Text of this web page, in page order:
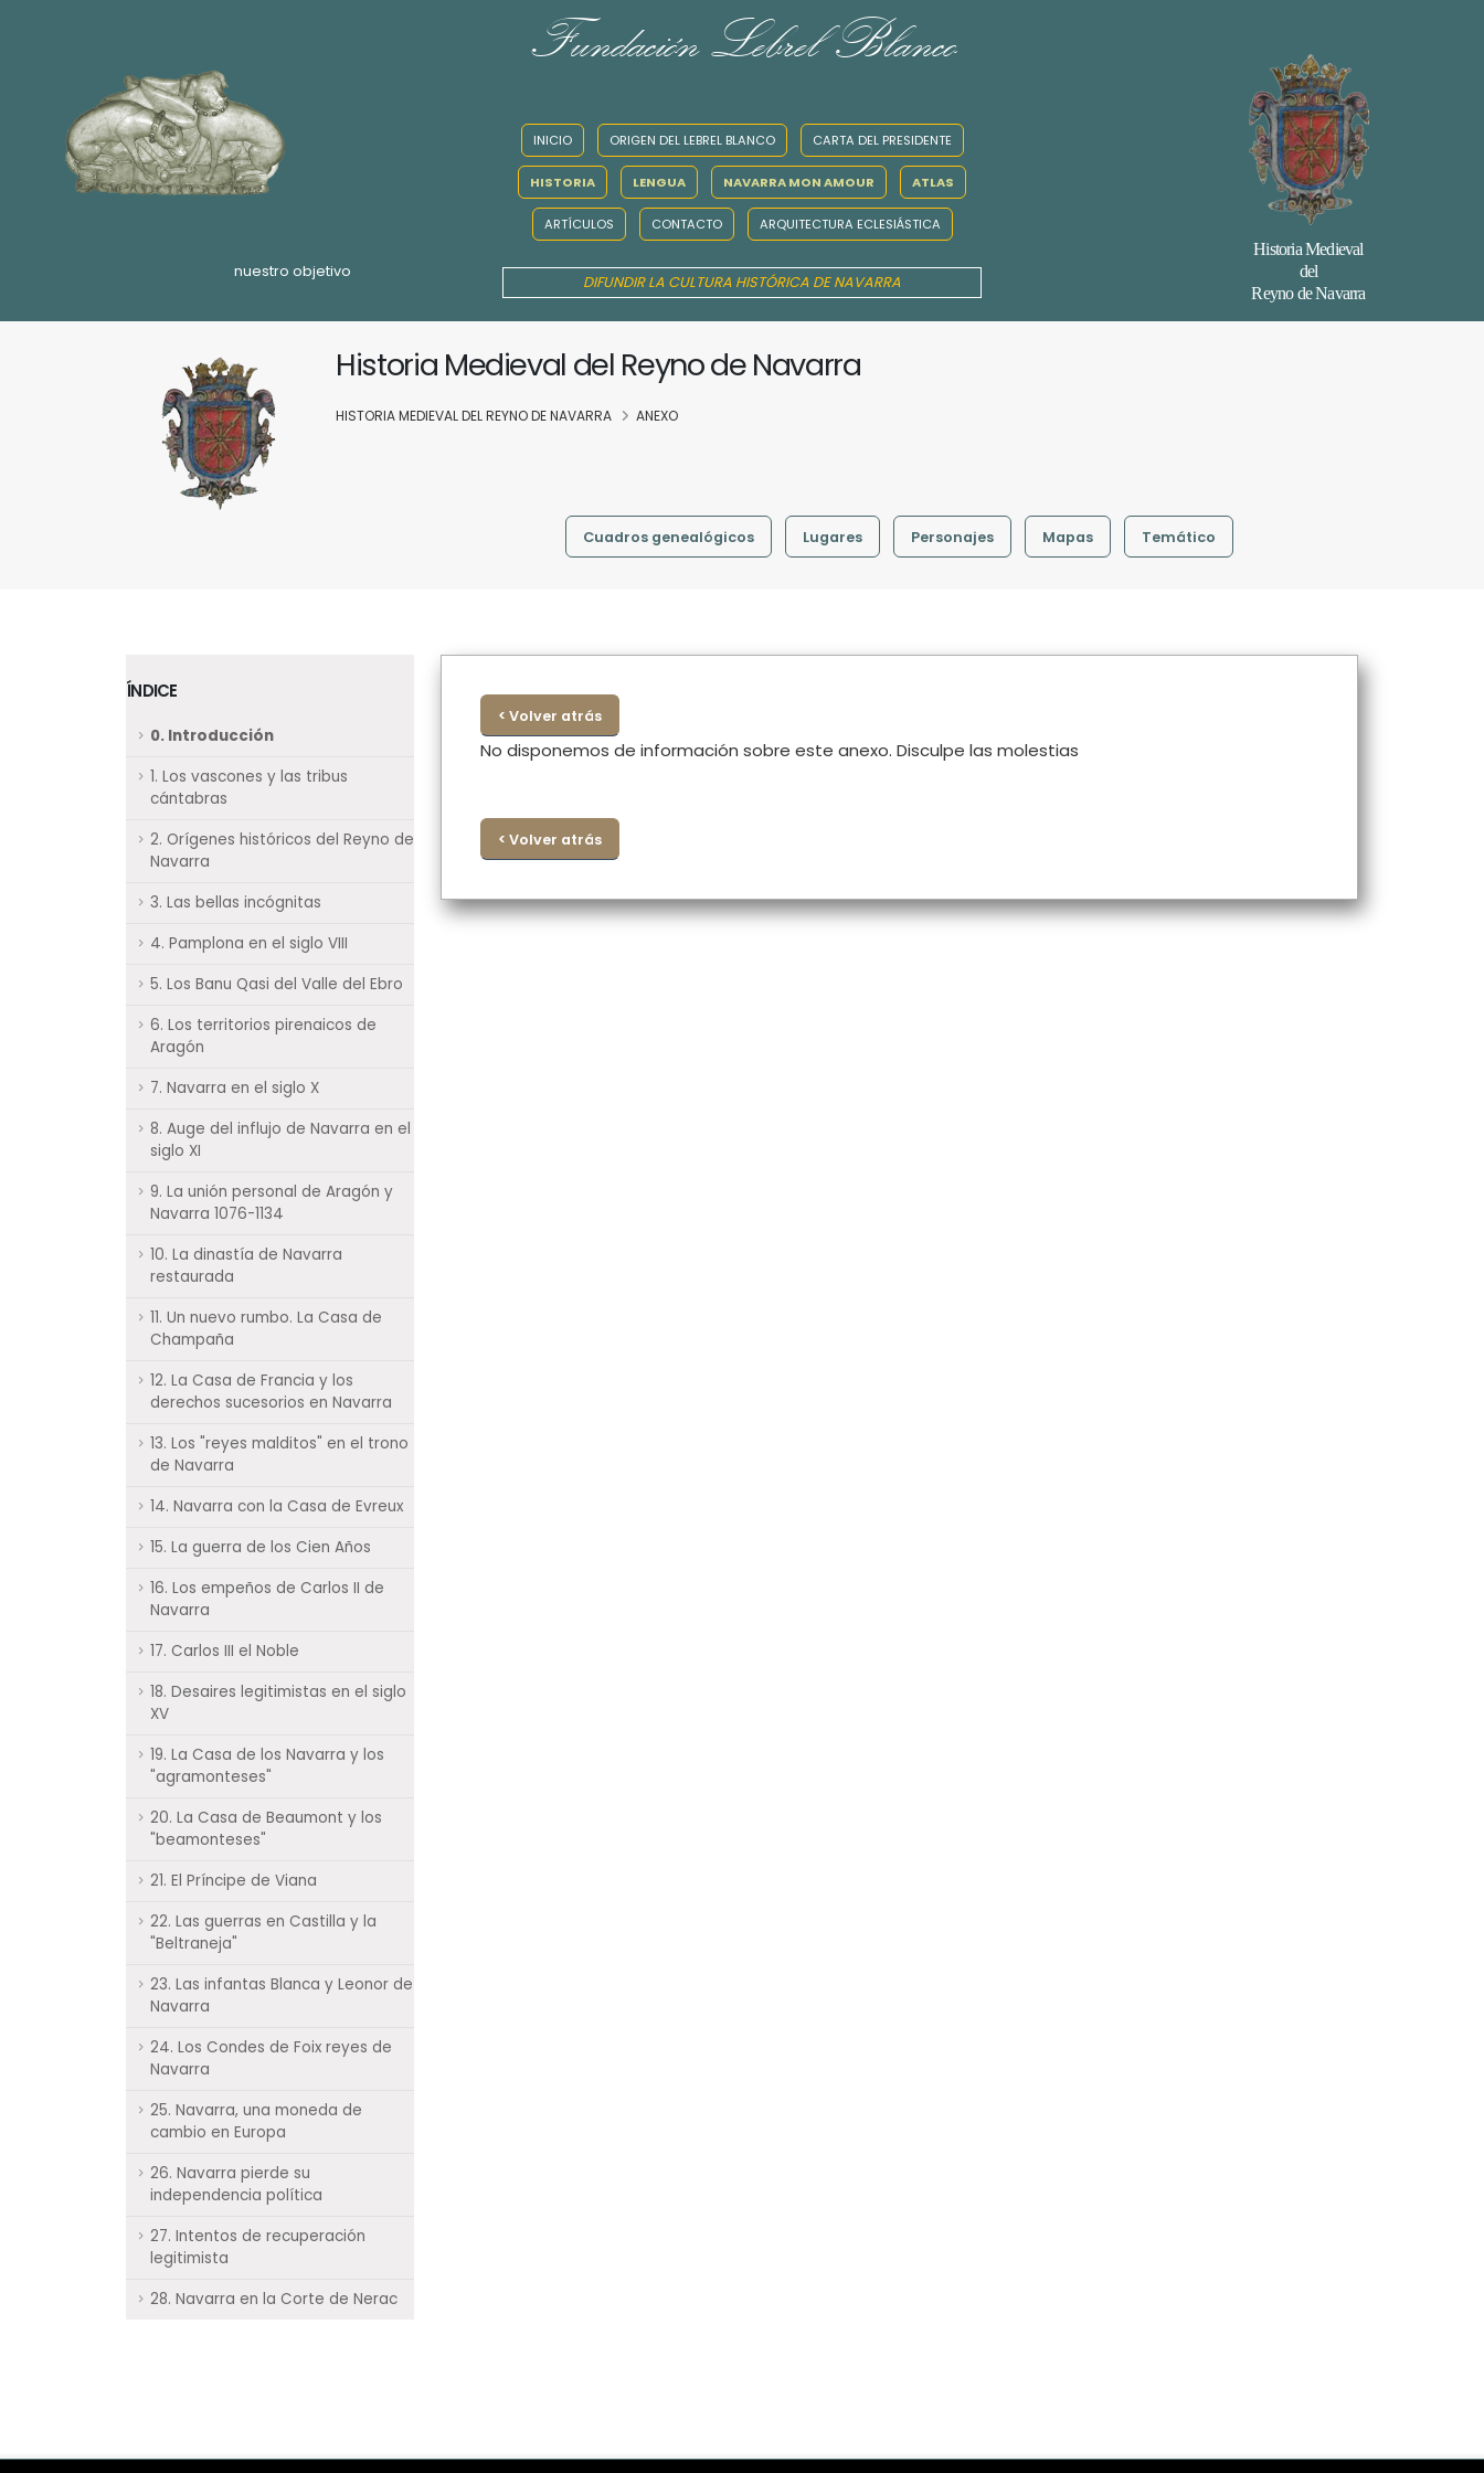
nuestro objetivo
Fundación Lebrel Blanco
INICIO ORIGEN DEL LEBREL BLANCO CARTA DEL PRESIDENTE
HISTORIA LENGUA NAVARRA MON AMOUR ATLAS
ARTÍCULOS CONTACTO ARQUITECTURA ECLESIÁSTICA
DIFUNDIR LA CULTURA HISTÓRICA DE NAVARRA
Historia Medieval
del
Reyno de Navarra
Historia Medieval del Reyno de Navarra
HISTORIA MEDIEVAL DEL REYNO DE NAVARRA ANEXO
Cuadros genealógicos Lugares Personajes Mapas Temático
ÍNDICE
0. Introducción
1. Los vascones y las tribus
cántabras
2. Orígenes históricos del Reyno de
Navarra
3. Las bellas incógnitas
4. Pamplona en el siglo VIII
5. Los Banu Qasi del Valle del Ebro
6. Los territorios pirenaicos de
Aragón
7. Navarra en el siglo X
8. Auge del influjo de Navarra en el
siglo XI
9. La unión personal de Aragón y
Navarra 1076-1134
10. La dinastía de Navarra
restaurada
11. Un nuevo rumbo. La Casa de
Champaña
12. La Casa de Francia y los
derechos sucesorios en Navarra
13. Los "reyes malditos" en el trono
de Navarra
14. Navarra con la Casa de Evreux
15. La guerra de los Cien Años
16. Los empeños de Carlos II de
Navarra
17. Carlos III el Noble
18. Desaires legitimistas en el siglo
XV
19. La Casa de los Navarra y los
"agramonteses"
20. La Casa de Beaumont y los
"beamonteses"
21. El Príncipe de Viana
22. Las guerras en Castilla y la
"Beltraneja"
23. Las infantas Blanca y Leonor de
Navarra
24. Los Condes de Foix reyes de
Navarra
25. Navarra, una moneda de
cambio en Europa
26. Navarra pierde su
independencia política
27. Intentos de recuperación
legitimista
28. Navarra en la Corte de Nerac
< Volver atrás
No disponemos de información sobre este anexo. Disculpe las molestias
< Volver atrás